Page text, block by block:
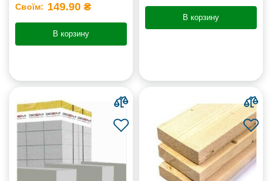
Своїм: 149.90 ₴
В корзину
В корзину